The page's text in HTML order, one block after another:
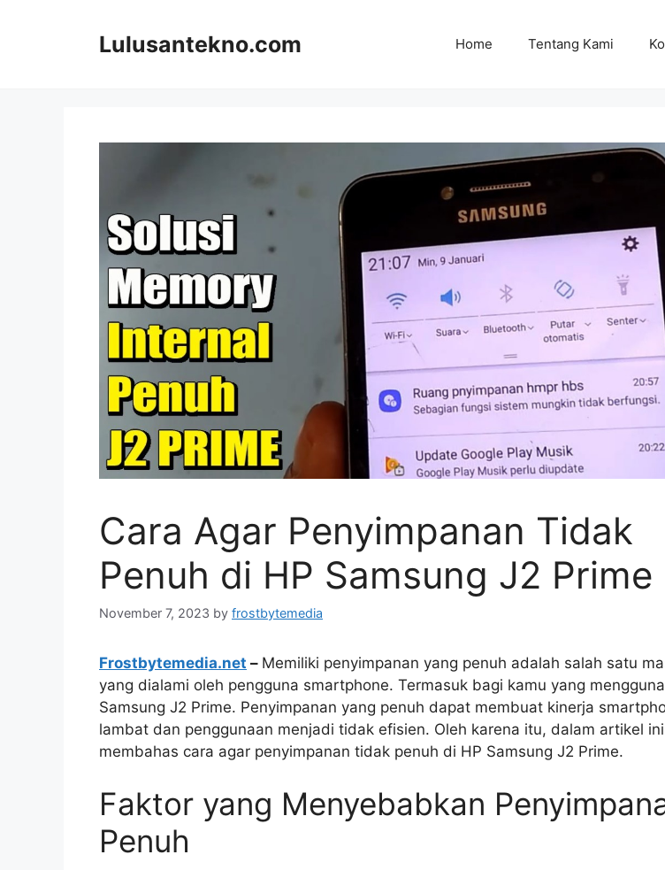
Lulusantekno.com Home Tentang Kami
Cara Agar Penyimpanan Tidak
Penuh di HP Samsung J2 Prime
November 7, 2023 by frostbytemedia
Frostbytemedia.net – Memiliki penyimpanan yang penuh adalah salah satu
yang dialami oleh pengguna smartphone. Termasuk bagi kamu yang
Samsung J2 Prime. Penyimpanan yang penuh dapat membuat kinerja
lambat dan penggunaan menjadi tidak efisien. Oleh karena itu, dalam artikel
membahas cara agar penyimpanan tidak penuh di HP Samsung J2 Prime.
Faktor yang Menyebabkan
Penuh